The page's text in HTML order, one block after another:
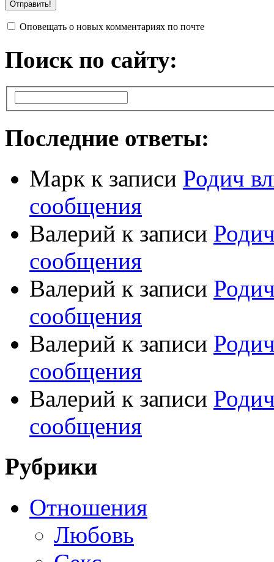
Оповещать о новых комментариях по почте
Поиск по сайту:
Последние ответы:
Марк к записи Родич
сообщения
Валерий к записи
сообщения
Валерий к записи
сообщения
Валерий к записи
сообщения
Валерий к записи
сообщения
Рубрики
Отношения
Любовь